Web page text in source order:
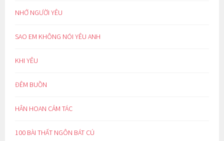
NHỚ NGƯỜI YÊU
SAO EM KHÔNG NÓI YÊU ANH
KHI YÊU
ĐÊM BUỒN
HÂN HOAN CẢM TÁC
100 BÀI THẤT NGÔN BÁT CÚ